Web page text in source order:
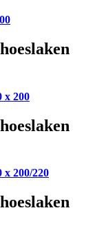
x 200
x 200/220